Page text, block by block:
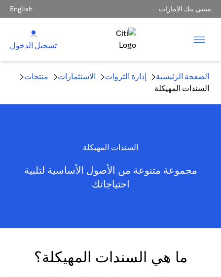
سيتي بنك الإمارات English
تسجيل الدخول
الصفحة الرئيسية إدارة الثروات الاستثمارات
منتجات
السندات المهيكلة
السندات المهيكلة
مجموعة متنوعة من الأصول الأساسية لتلبية
احتياجاتك
ما هي السندات المهيكلة؟